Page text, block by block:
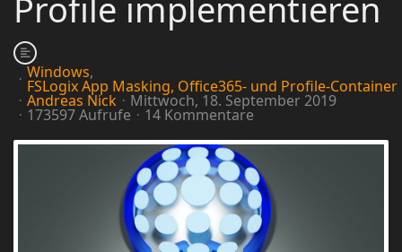
Windows
FSLogix App Masking, Office365- und Profile-Container
Andreas Nick Mittwoch, 18. September 2019
173597 Aufrufe 14 Kommentare